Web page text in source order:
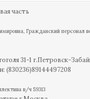
часть
Гражданский персонал в
31-1 г.Петровск-
(830236)89144497208
в/ч 59313